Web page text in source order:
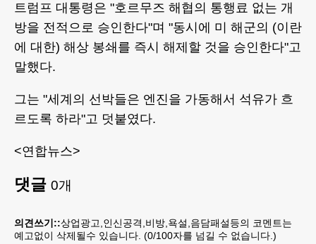
트럼프 대통령은 "호르무즈 해협의 통행료 없는 개
방을 전적으로 승인한다"며 "동시에 미 해군의 (이란
에 대한) 해상 봉쇄를 즉시 해제할 것을 승인한다"고
말했다.
그는 "세계의 선박들은 엔진을 가동해서 석유가 흐
르도록 하라"고 덧붙였다.
<연합뉴스>
댓글 0개
의견쓰기::상업광고,인신공격,비방,욕설,음담패설등의 코멘트는
예고없이 삭제될수 있습니다. (0/100자를 넘길 수 없습니다.)